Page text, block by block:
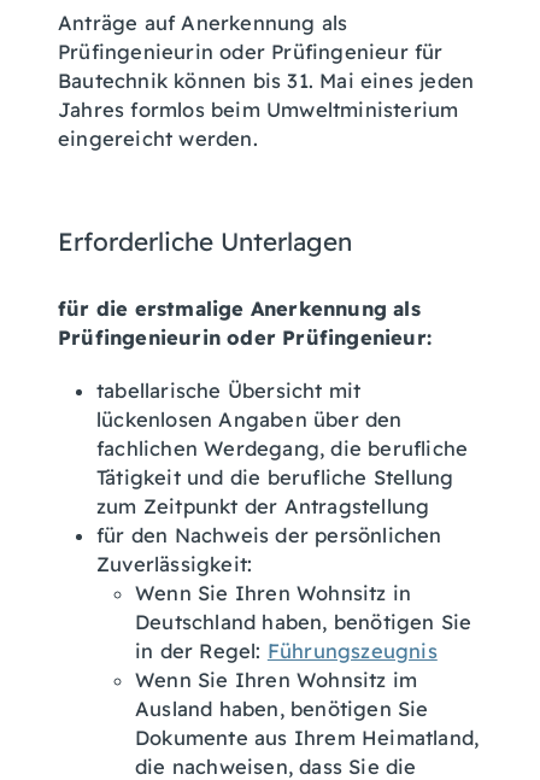
Anträge auf Anerkennung als
Prüfingenieurin oder Prüfingenieur für
Bautechnik können bis 31. Mai eines jeden
Jahres formlos beim Umweltministerium
eingereicht werden.
Erforderliche Unterlagen
für die erstmalige Anerkennung als
Prüfingenieurin oder Prüfingenieur:
tabellarische Übersicht mit
lückenlosen Angaben über den
fachlichen Werdegang, die berufliche
Tätigkeit und die berufliche Stellung
zum Zeitpunkt der Antragstellung
für den Nachweis der persönlichen
Zuverlässigkeit:
Wenn Sie Ihren Wohnsitz in
Deutschland haben, benötigen Sie
in der Regel: Führungszeugnis
Wenn Sie Ihren Wohnsitz im
Ausland haben, benötigen Sie
Dokumente aus Ihrem Heimatland,
die nachweisen, dass Sie die